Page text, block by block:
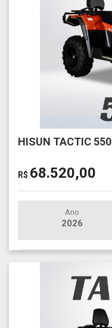
HISUN TACTIC 550
R$ 68.520,00
Ano
2026